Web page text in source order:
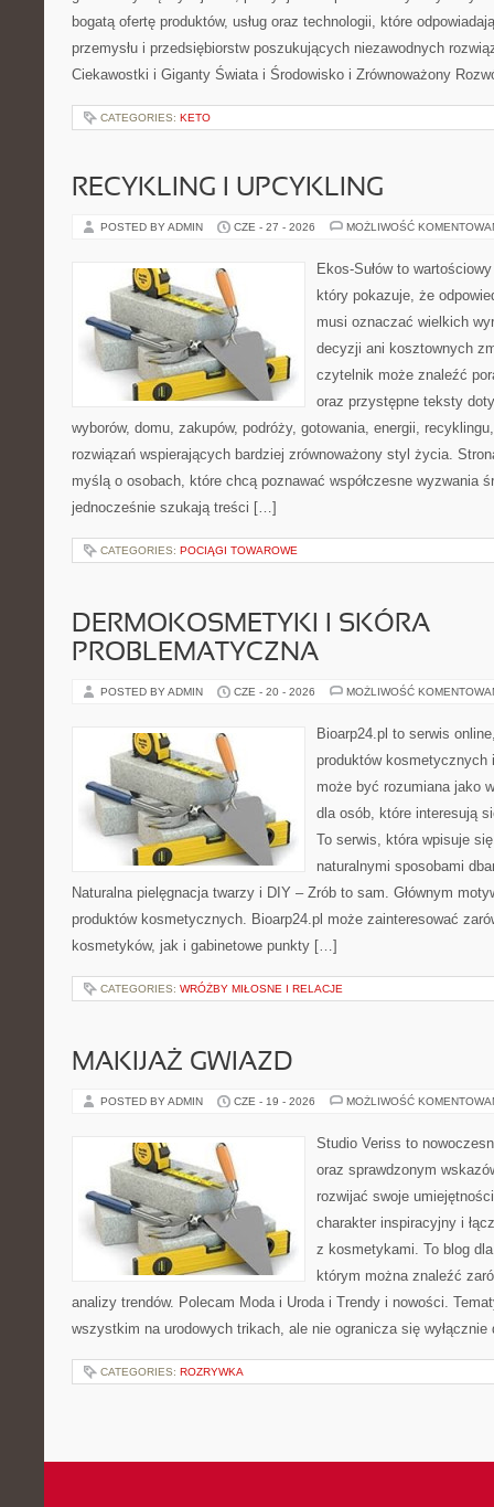
bogatą ofertę produktów, usług oraz technologii, które
przemysłu i przedsiębiorstw poszukujących niezawodnych
Ciekawostki i Giganty Świata i Środowisko i Zrównoważony
CATEGORIES: KETO
RECYKLING I UPCYKLING
POSTED BY ADMIN CZE - 27 - 2026 MOŻLIWOŚĆ
Ekos-Sułów to
który pokazuje, że
musi oznaczać wielkich
decyzji ani kosztownych
czytelnik może znaleźć
oraz przystępne teksty
wyborów, domu, zakupów, podróży, gotowania, energii,
rozwiązań wspierających bardziej zrównoważony styl życia.
myślą o osobach, które chcą poznawać współczesne wyzwania
jednocześnie szukają treści […]
CATEGORIES: POCIĄGI TOWAROWE
DERMOKOSMETYKI I SKÓRA
PROBLEMATYCZNA
POSTED BY ADMIN CZE - 20 - 2026 MOŻLIWOŚĆ
Bioarp24.pl to serwis
produktów kosmetycznych
może być rozumiana jako
dla osób, które interesują
To serwis, która wpisuje
naturalnymi sposobami
Naturalna pielęgnacja twarzy i DIY – Zrób to sam. Głównym
produktów kosmetycznych. Bioarp24.pl może zainteresować
kosmetyków, jak i gabinetowe punkty […]
CATEGORIES: WRÓŻBY MIŁOSNE I RELACJE
MAKIJAŻ GWIAZD
POSTED BY ADMIN CZE - 19 - 2026 MOŻLIWOŚĆ
Studio Veriss to
oraz sprawdzonym
rozwijać swoje
charakter inspiracyjny i
z kosmetykami. To blog
którym można znaleźć
analizy trendów. Polecam Moda i Uroda i Trendy i nowości.
wszystkim na urodowych trikach, ale nie ogranicza się
CATEGORIES: ROZRYWKA